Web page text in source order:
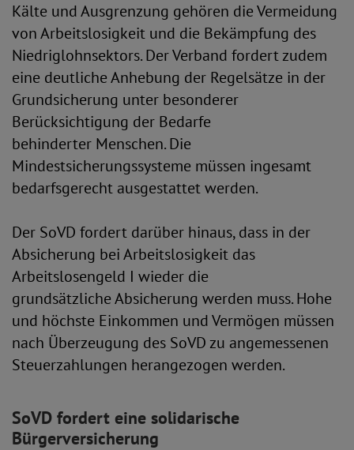
Kälte und Ausgrenzung gehören die Vermeidung
von Arbeitslosigkeit und die Bekämpfung des
Niedriglohnsektors. Der Verband fordert zudem
eine deutliche Anhebung der Regelsätze in der
Grundsicherung unter besonderer
Berücksichtigung der Bedarfe
behinderter Menschen. Die
Mindestsicherungssysteme müssen ingesamt
bedarfsgerecht ausgestattet werden.
Der SoVD fordert darüber hinaus, dass in der
Absicherung bei Arbeitslosigkeit das
Arbeitslosengeld I wieder die
grundsätzliche Absicherung werden muss. Hohe
und höchste Einkommen und Vermögen müssen
nach Überzeugung des SoVD zu angemessenen
Steuerzahlungen herangezogen werden.
SoVD fordert eine solidarische
Bürgerversicherung